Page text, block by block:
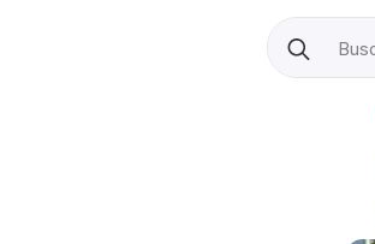
Search
for: